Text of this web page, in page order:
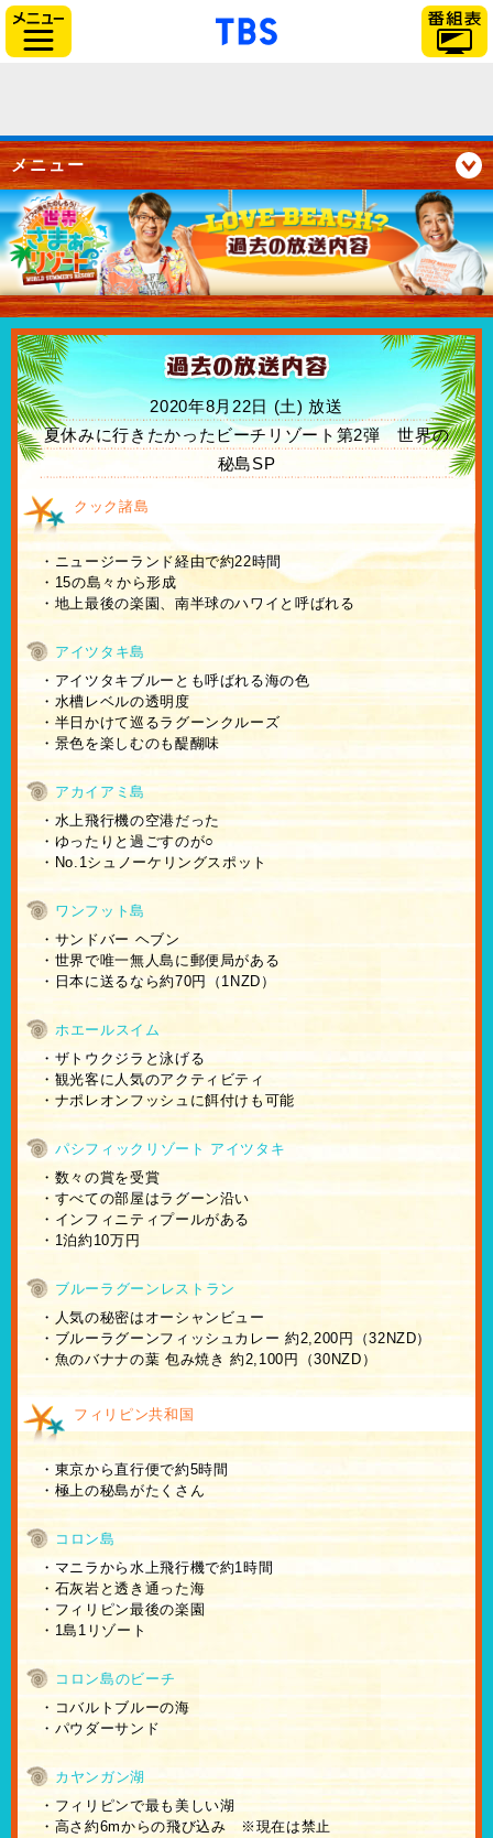
「TBSテレビ」トップページ
メニュー
2020年8月22日 (土) 放送
夏休みに行きたかったビーチリゾート第2弾 世界の
秘島SP
クック諸島
・ニュージーランド経由で約22時間
・15の島々から形成
・地上最後の楽園、南半球のハワイと呼ばれる
アイツタキ島
・アイツタキブルーとも呼ばれる海の色
・水槽レベルの透明度
・半日かけて巡るラグーンクルーズ
・景色を楽しむのも醍醐味
アカイアミ島
・水上飛行機の空港だった
・ゆったりと過ごすのが○
・No.1シュノーケリングスポット
ワンフット島
・サンドバー ヘブン
・世界で唯一無人島に郵便局がある
・日本に送るなら約70円（1NZD）
ホエールスイム
・ザトウクジラと泳げる
・観光客に人気のアクティビティ
・ナポレオンフッシュに餌付けも可能
パシフィックリゾート アイツタキ
・数々の賞を受賞
・すべての部屋はラグーン沿い
・インフィニティプールがある
・1泊約10万円
ブルーラグーンレストラン
・人気の秘密はオーシャンビュー
・ブルーラグーンフィッシュカレー 約2,200円（32NZD）
・魚のバナナの葉 包み焼き 約2,100円（30NZD）
フィリピン共和国
・東京から直行便で約5時間
・極上の秘島がたくさん
コロン島
・マニラから水上飛行機で約1時間
・石灰岩と透き通った海
・フィリピン最後の楽園
・1島1リゾート
コロン島のビーチ
・コバルトブルーの海
・パウダーサンド
カヤンガン湖
・フィリピンで最も美しい湖
・高さ約6mからの飛び込み ※現在は禁止